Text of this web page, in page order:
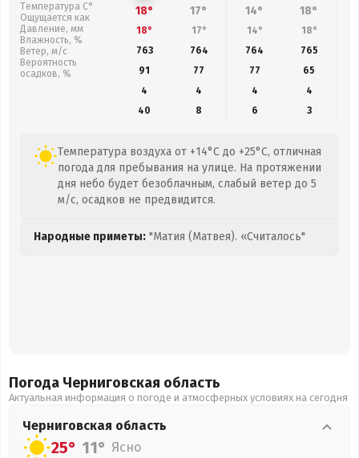
Температура С°
Ощущается как
Давление, мм
Влажность, %
Ветер, м/с
Вероятность
осадков, %
18° 17° 14° 18°
18° 17° 14° 18°
763
764 764 765
91
77 77 65
4
4 4
4
40
8 6 3
Температура воздуха от +14°C до +25°C, отличная
погода для пребывания на улице. На протяжении
дня небо будет безоблачным, слабый ветер до 5
м/с, осадков не предвидится.
Народные приметы: "Матия (Матвея). «Считалось"
Погода Черниговская область
Актуальная информация о погоде и атмосферных условиях на сегодня
Черниговская область
25° 11° Ясно